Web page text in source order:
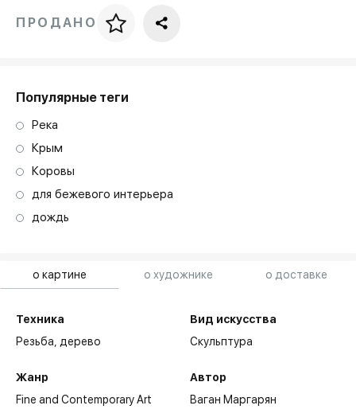
о картине о художнике о доставке
Техника
Резьба,дерево
Жанр
Fine and Contemporary Art
Вид искусства
Скульптура
Автор
Ваган Маргарян
Цена за багет
ПРОДАНО
Популярные теги
Река
Крым
Коровы
для бежевого интерьера
дождь